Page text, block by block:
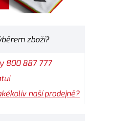
zboží?
800 887 777
naší prodejně?